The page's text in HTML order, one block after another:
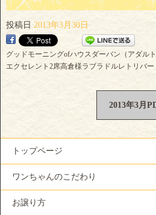
投稿日 2013年3月30日
グッドモーニングofハウスダーバン（アダルト
エクセレント2席高倉様ラブラドルレトリバー
2013年3月
トップページ
ワンちゃんのこだわり
お譲り方